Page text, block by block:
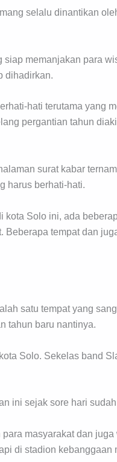
selalu dinantikan
memanjakan para
dihadirkan.
hati terutama yang
pergantian tahun
surat kabar
harus berhati-hati.
Solo ini, ada
tempat dan
satu tempat yang
tahun baru nantinya.
Solo. Sekelas band
ini sejak sore hari
masyarakat dan
di stadion kebanggaan